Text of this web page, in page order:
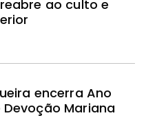
ao culto e
encerra Ano
Mariana